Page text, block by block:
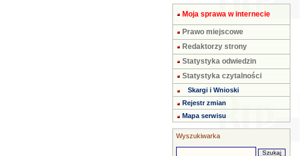
Moja sprawa w internecie
Prawo miejscowe
Redaktorzy strony
Statystyka odwiedzin
Statystyka czytalności
Skargi i Wnioski
Rejestr zmian
Mapa serwisu
Wyszukiwarka